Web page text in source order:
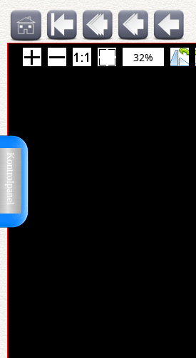
Kontrolpanel
32%